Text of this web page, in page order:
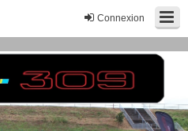
Connexion